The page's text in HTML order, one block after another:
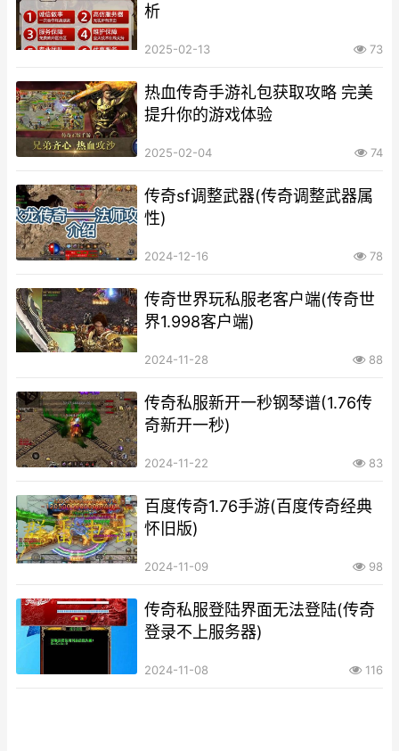
析
2025-02-13 73
热血传奇手游礼包获取攻略 完美
提升你的游戏体验
2025-02-04 74
传奇sf调整武器(传奇调整武器属
性)
2024-12-16 78
传奇世界玩私服老客户端(传奇世
界1.998客户端)
2024-11-28 88
传奇私服新开一秒钢琴谱(1.76传
奇新开一秒)
2024-11-22 83
百度传奇1.76手游(百度传奇经典
怀旧版)
2024-11-09 98
传奇私服登陆界面无法登陆(传奇
登录不上服务器)
2024-11-08 116